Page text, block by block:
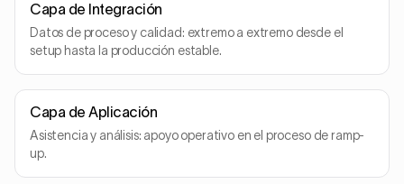
Capa de Integración
Datos de proceso y calidad: extremo a extremo desde el
setup hasta la producción estable.
Capa de Aplicación
Asistencia y análisis: apoyo operativo en el proceso de ramp-
up.